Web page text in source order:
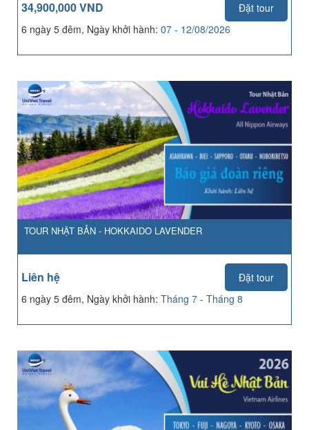
34,900,000 VND
Đặt tour
6 ngày 5 đêm, Ngày khởi hành: 07 - 12/08/2026
TOUR NHẬT BẢN - HOKKAIDO LAVENDER
Liên hệ
Đặt tour
6 ngày 5 đêm, Ngày khởi hành: Tháng 7 - Tháng 8